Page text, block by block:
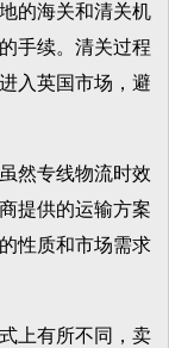
的海关和清关机
手续。清关过程
入英国市场，避
然专线物流时效
提供的运输方案
性质和市场需求
上有所不同，卖